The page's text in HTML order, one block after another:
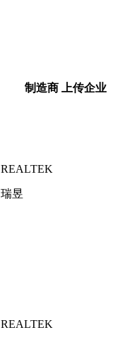
制造商 上传企业
REALTEK
瑞昱
REALTEK